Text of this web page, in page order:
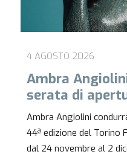
6 MARZO 2026
Open call!
selezioni dei
Sono aperte le
Festival (24
6…